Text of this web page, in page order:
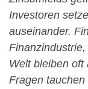
Investoren
auseinander.
Welt bleiben oft
Fragen